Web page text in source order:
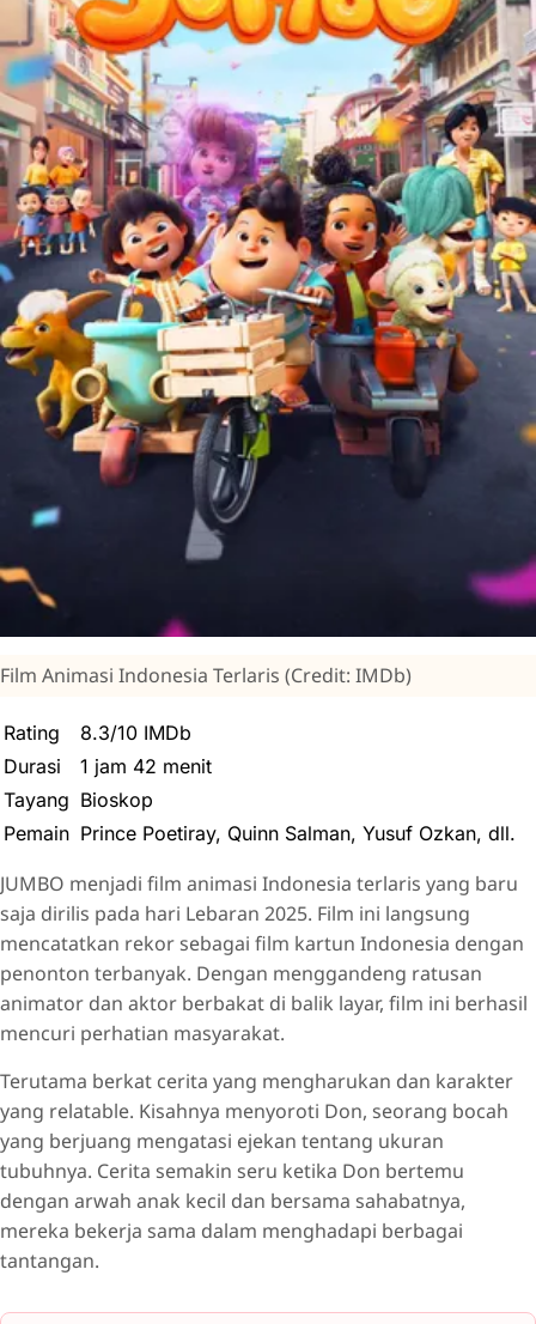
Film Animasi Indonesia Terlaris (Credit: IMDb)
Rating
8.3/10 IMDb
Durasi
1 jam 42 menit
Tayang Bioskop
Pemain Prince Poetiray, Quinn Salman, Yusuf Ozkan, dll.
JUMBO menjadi film animasi Indonesia terlaris yang baru
saja dirilis pada hari Lebaran 2025. Film ini langsung
mencatatkan rekor sebagai film kartun Indonesia dengan
penonton terbanyak. Dengan menggandeng ratusan
animator dan aktor berbakat di balik layar, film ini berhasil
mencuri perhatian masyarakat.
Terutama berkat cerita yang mengharukan dan karakter
yang relatable. Kisahnya menyoroti Don, seorang bocah
yang berjuang mengatasi ejekan tentang ukuran
tubuhnya. Cerita semakin seru ketika Don bertemu
dengan arwah anak kecil dan bersama sahabatnya,
mereka bekerja sama dalam menghadapi berbagai
tantangan.